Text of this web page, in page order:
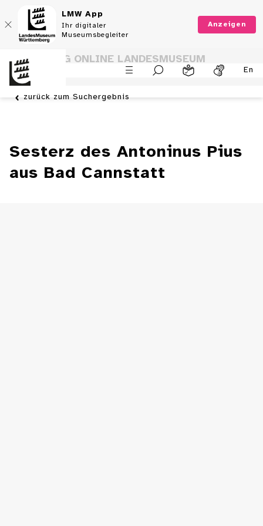
LMW App
Ihr digitaler
Museumsbegleiter
Anzeigen
En
SAMMLUNG ONLINE LANDESMUSEUM
WÜRTTEMBERG
zurück zum Suchergebnis
Sesterz des Antoninus Pius
aus Bad Cannstatt